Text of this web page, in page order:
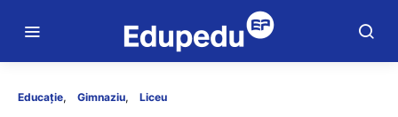
Educație Gimnaziu Liceu